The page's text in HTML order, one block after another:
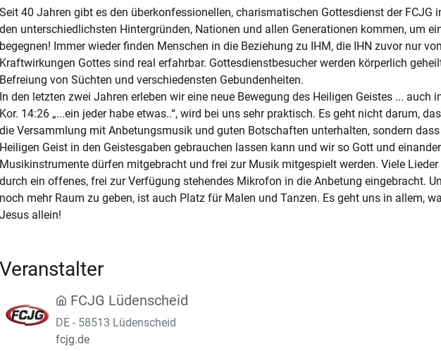
Seit 40 Jahren gibt es den überkonfessionellen, charismatischen Gottesdienst der FCJG
den unterschiedlichsten Hintergründen, Nationen und allen Generationen kommen, um
begegnen! Immer wieder finden Menschen in die Beziehung zu IHM, die IHN zuvor nur
Kraftwirkungen Gottes sind real erfahrbar. Gottesdienstbesucher werden körperlich
Befreiung von Süchten und verschiedensten Gebundenheiten.
In den letzten zwei Jahren erleben wir eine neue Bewegung des Heiligen Geistes ... auch
Kor. 14:26 „...ein jeder habe etwas..“, wird bei uns sehr praktisch. Es geht nicht darum,
die Versammlung mit Anbetungsmusik und guten Botschaften unterhalten, sondern
Heiligen Geist in den Geistesgaben gebrauchen lassen kann und wir so Gott und
Musikinstrumente dürfen mitgebracht und frei zur Musik mitgespielt werden. Viele
durch ein offenes, frei zur Verfügung stehendes Mikrofon in die Anbetung eingebracht.
noch mehr Raum zu geben, ist auch Platz für Malen und Tanzen. Es geht uns in allem,
Jesus allein!
Veranstalter
FCJG Lüdenscheid
DE - 58513 Lüdenscheid
fcjg.de